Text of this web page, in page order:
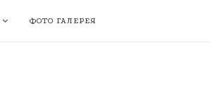
ФОТО ГАЛЕРЕЯ